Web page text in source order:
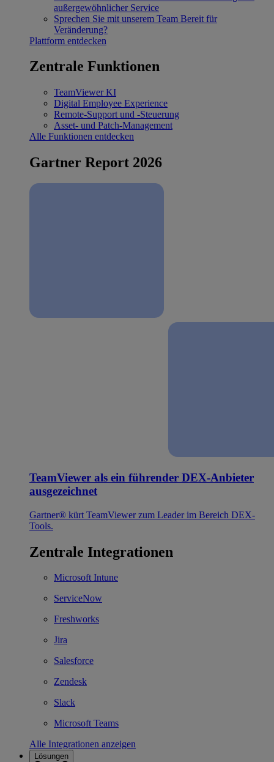
außergewöhnlicher Service
Sprechen Sie mit unserem Team Bereit für
Veränderung?
Plattform entdecken
Zentrale Funktionen
TeamViewer KI
Digital Employee Experience
Remote-Support und -Steuerung
Asset- und Patch-Management
Alle Funktionen entdecken
Gartner Report 2026
TeamViewer als ein führender DEX-Anbieter
ausgezeichnet
Gartner® kürt TeamViewer zum Leader im Bereich DEX-
Tools.
Zentrale Integrationen
Microsoft Intune
ServiceNow
Freshworks
Jira
Salesforce
Zendesk
Slack
Microsoft Teams
Alle Integrationen anzeigen
Lösungen